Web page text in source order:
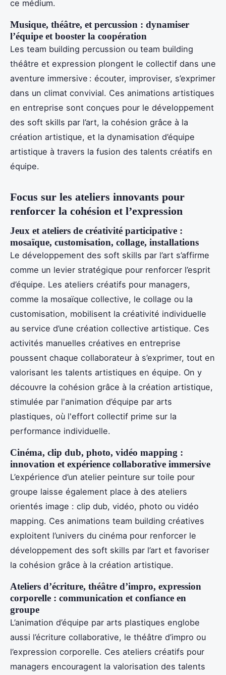
ce médium.
Musique, théâtre, et percussion : dynamiser
l’équipe et booster la coopération
Les team building percussion ou team building
théâtre et expression plongent le collectif dans une
aventure immersive : écouter, improviser, s’exprimer
dans un climat convivial. Ces animations artistiques
en entreprise sont conçues pour le développement
des soft skills par l’art, la cohésion grâce à la
création artistique, et la dynamisation d’équipe
artistique à travers la fusion des talents créatifs en
équipe.
Focus sur les ateliers innovants pour
renforcer la cohésion et l’expression
Jeux et ateliers de créativité participative :
mosaïque, customisation, collage, installations
Le développement des soft skills par l’art s’affirme
comme un levier stratégique pour renforcer l’esprit
d’équipe. Les ateliers créatifs pour managers,
comme la mosaïque collective, le collage ou la
customisation, mobilisent la créativité individuelle
au service d’une création collective artistique. Ces
activités manuelles créatives en entreprise
poussent chaque collaborateur à s’exprimer, tout en
valorisant les talents artistiques en équipe. On y
découvre la cohésion grâce à la création artistique,
stimulée par l'animation d’équipe par arts
plastiques, où l'effort collectif prime sur la
performance individuelle.
Cinéma, clip dub, photo, vidéo mapping :
innovation et expérience collaborative immersive
L’expérience d’un atelier peinture sur toile pour
groupe laisse également place à des ateliers
orientés image : clip dub, vidéo, photo ou vidéo
mapping. Ces animations team building créatives
exploitent l’univers du cinéma pour renforcer le
développement des soft skills par l’art et favoriser
la cohésion grâce à la création artistique.
Ateliers d’écriture, théâtre d’impro, expression
corporelle : communication et confiance en
groupe
L’animation d’équipe par arts plastiques englobe
aussi l’écriture collaborative, le théâtre d’impro ou
l’expression corporelle. Ces ateliers créatifs pour
managers encouragent la valorisation des talents